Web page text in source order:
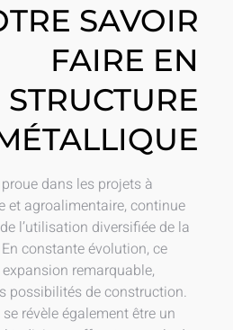
SAVOIR
FAIRE EN
STRUCTURE
dans les projets à
et agroalimentaire, continue
l’utilisation diversifiée de la
constante évolution, ce
remarquable,
possibilités de construction.
révèle également être un